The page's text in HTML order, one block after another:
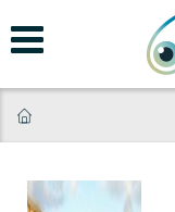
au
contenu